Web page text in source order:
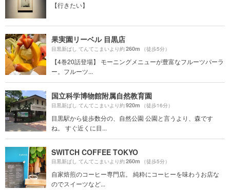
【行きたい】
果実園リーベル 目黒店
目黒新ばし てんてこまいより約260m （徒歩5分）
【4巻20話登場】 モーニングメニューが豊富なフルーツパーラ
ー。フルーツ...
国立科学博物館附属自然教育園
目黒新ばし てんてこまいより約920m （徒歩16分）
目黒駅から徒歩数分の、自然公園 公園と言うより、森です
ね。 すぐ近くに目...
SWITCH COFFEE TOKYO
目黒新ばし てんてこまいより約260m （徒歩5分）
自家焙煎のコーヒー専門店。 純粋にコーヒーを味わうお店な
のでスイーツなど...